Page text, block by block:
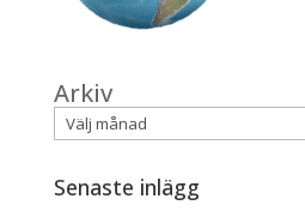
Arkiv
Senaste inlägg